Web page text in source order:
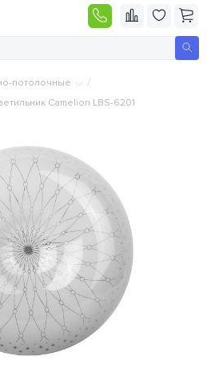
потолочные /
Camelion LBS-6201